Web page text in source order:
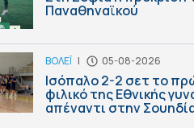
Παναθηναϊκού
ΒΟΛΕΪ | 05-08-2026
Ισόπαλο 2-2 σετ το
φιλικό της Εθνικής
απέναντι στην